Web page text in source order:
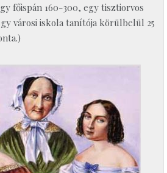
főispán 160-300, egy tisztiorvos
városi iskola tanítója körülbelül 25